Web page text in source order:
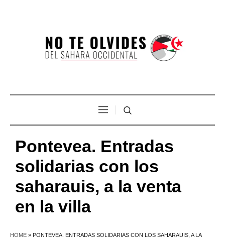
Pontevea. Entradas
solidarias con los
saharauis, a la venta
en la villa
HOME » PONTEVEA. ENTRADAS SOLIDARIAS CON LOS SAHARAUIS, A LA